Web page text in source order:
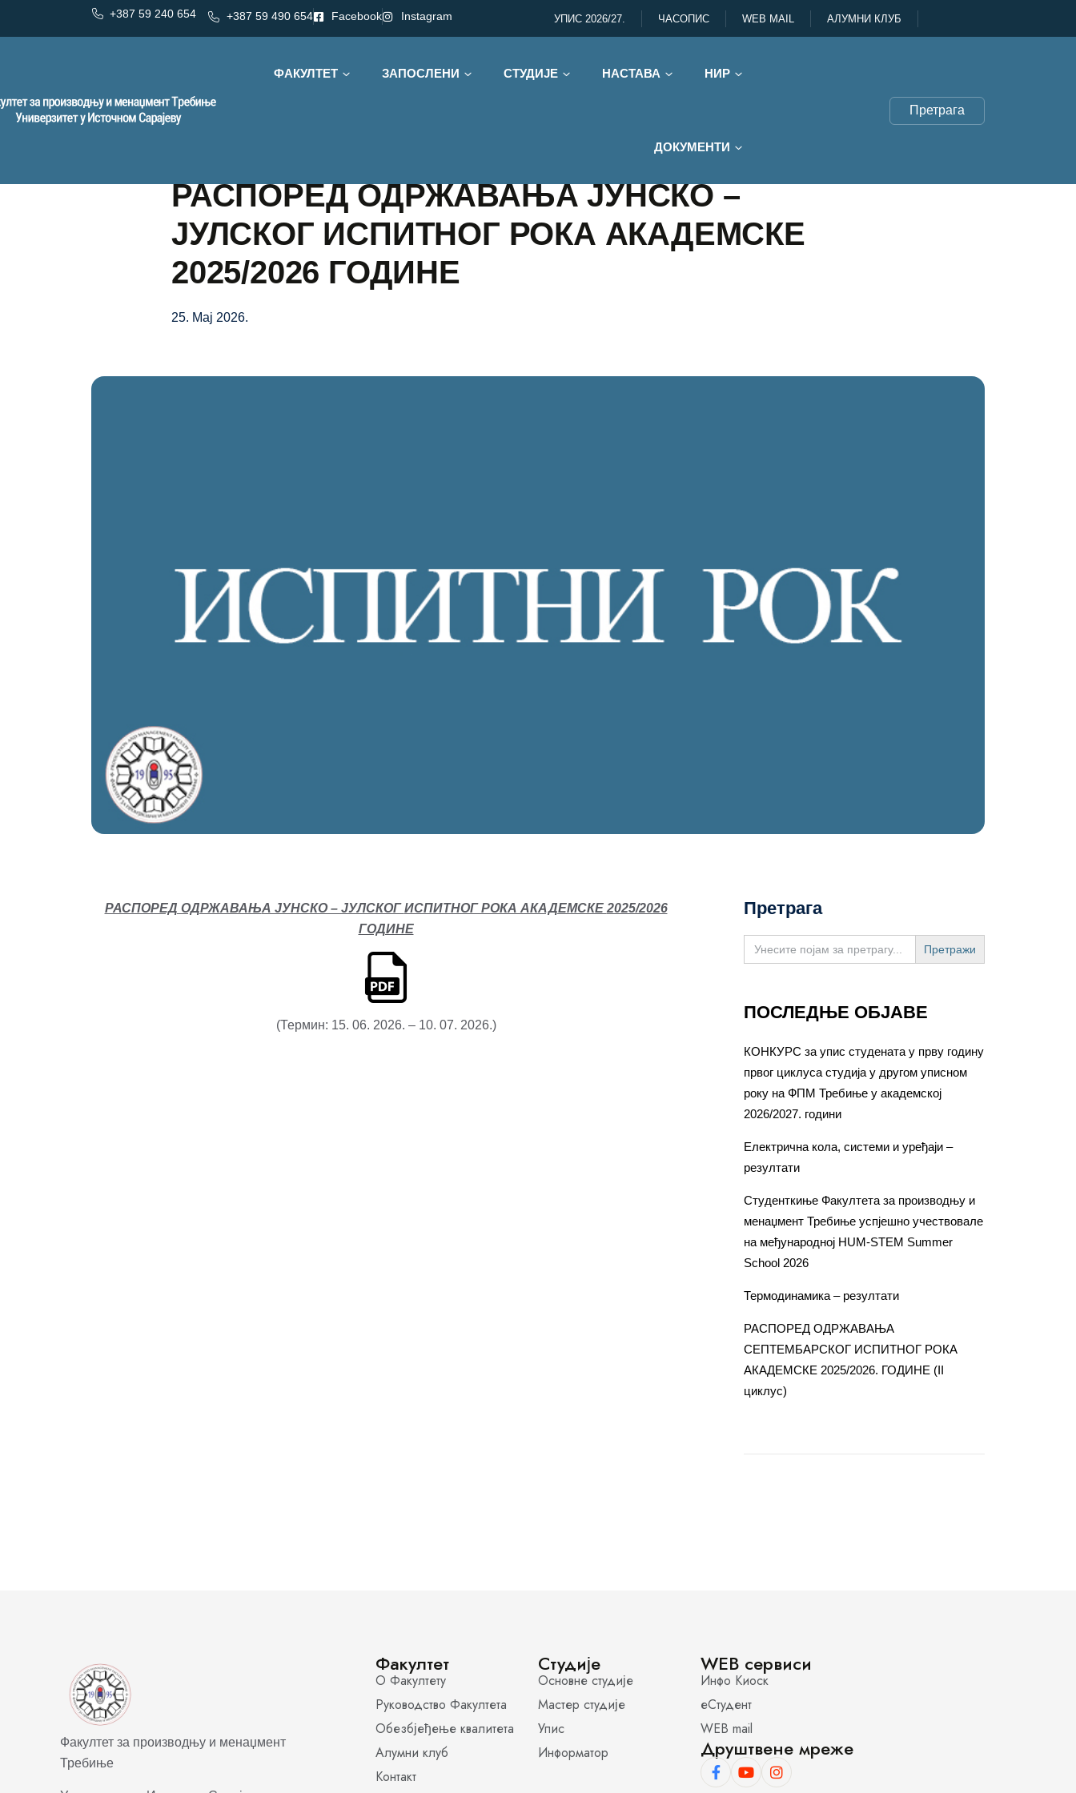
+387 59 240 654 +387 59 490 654 Facebook Instagram УПИС 2026/27. ЧАСОПИС WEB MAIL АЛУМНИ КЛУБ
ФАКУЛТЕТ ЗАПОСЛЕНИ СТУДИЈЕ НАСТАВА НИР
ДОКУМЕНТИ
Претрага
РАСПОРЕД ОДРЖАВАЊА ЈУНСКО –
ЈУЛСКОГ ИСПИТНОГ РОКА АКАДЕМСКЕ
2025/2026 ГОДИНЕ
25. Мај 2026.
РАСПОРЕД ОДРЖАВАЊА ЈУНСКО – ЈУЛСКОГИСПИТНОГ РОКА АКАДЕМСКЕ 2025/2026
ГОДИНЕ
(Термин: 15. 06. 2026. – 10. 07. 2026.)
Претрага
Search
for:
ПОСЛЕДЊЕ ОБЈАВЕ
КОНКУРС за упис студената у прву годину
првог циклуса студија у другом уписном
року на ФПМ Требиње у академској
2026/2027. години
Електрична кола, системи и уређаји –
резултати
Студенткиње Факултета за производњу и
менаџмент Требиње успјешно учествовале
на међународној HUM-STEM Summer
School 2026
Термодинамика – резултати
РАСПОРЕД ОДРЖАВАЊА
СЕПТЕМБАРСКОГ ИСПИТНОГ РОКА
АКАДЕМСКЕ 2025/2026. ГОДИНЕ (II
циклус)
Факултет за производњу и менаџмент
Требиње
Факултет
О Факултету
Руководство Факултета
Обезбјеђење квалитета
Алумни клуб
Контакт
Студије
Основне студије
Мастер студије
Упис
Информатор
WEB сервиси
Инфо Киоск
еСтудент
WEB mail
Друштвене мреже